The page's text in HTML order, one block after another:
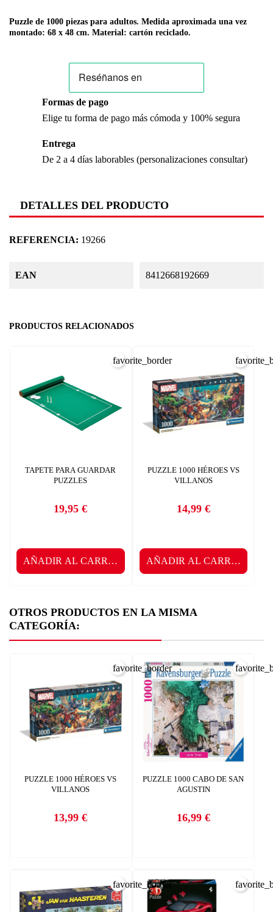
Puzzle de 1000 piezas para adultos. Medida aproximada una vez
montado: 68 x 48 cm. Material: cartón reciclado.
Formas de pago
Elige tu forma de pago más cómoda y 100% segura
Entrega
De 2 a 4 días laborables (personalizaciones consultar)
DETALLES DEL PRODUCTO
REFERENCIA: 19266
EAN 8412668192669
PRODUCTOS RELACIONADOS
TAPETE PARA GUARDAR
PUZZLES
Precio
19,95 €
AÑADIR AL CARRITO
favorite_border
PUZZLE 1000 HÉROES VS
VILLANOS
Precio
14,99 €
AÑADIR AL CARRITO
OTROS PRODUCTOS EN LA MISMA
CATEGORÍA:
PUZZLE 1000 HÉROES VS
VILLANOS
Precio
13,99 €
favorite_border
PUZZLE 1000 CABO DE SAN
AGUSTIN
Precio
16,99 €
favorite_border
CREAR LISTA DE DESEOS